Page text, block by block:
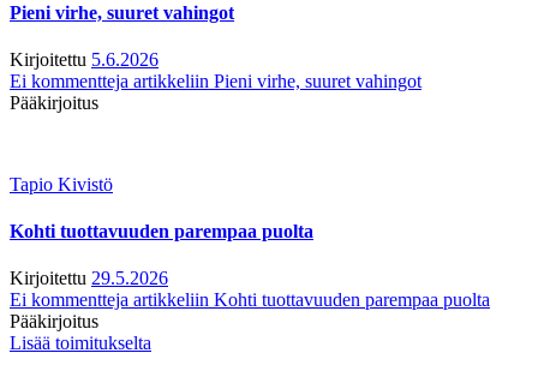
Pieni virhe, suuret vahingot
Kirjoitettu 5.6.2026
Ei kommentteja artikkeliin Pieni virhe, suuret vahingot
Pääkirjoitus
Tapio Kivistö
Kohti tuottavuuden parempaa puolta
Kirjoitettu 29.5.2026
Ei kommentteja artikkeliin Kohti tuottavuuden parempaa puolta
Pääkirjoitus
Lisää toimitukselta